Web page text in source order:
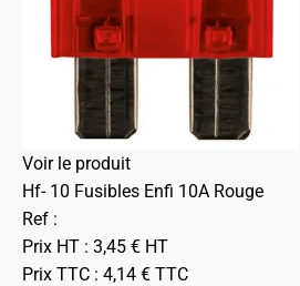
Voir le produit
Hf- 10 Fusibles Enfi 10A Rouge
Ref :
Prix HT : 3,45 € HT
Prix TTC : 4,14 € TTC